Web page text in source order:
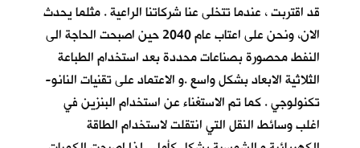
قد اقتربت ، عندما تتخلى عنا شركاتنا الراعية . مثلما يحدث
الان، ونحن على اعتاب عام 2040 حين اصبحت الحاجة الى
النفط محصورة بصناعات محددة بعد استخدام الطباعة
الثلاثية الابعاد بشكل واسع .و الاعتماد على تقنيات النانو-
تكنولوجي . كما تم الاستغناء عن استخدام البنزين في
اغلب وسائط النقل التي انتقلت لاستخدام الطاقة